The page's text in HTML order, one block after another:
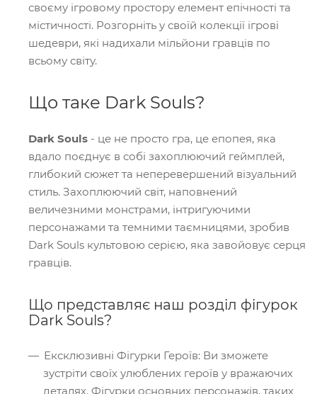
своєму ігровому простору елемент епічності та
містичності. Розгорніть у своїй колекції ігрові
шедеври, які надихали мільйони гравців по
всьому світу.
Що таке Dark Souls?
Dark Souls - це не просто гра, це епопея, яка
вдало поєднує в собі захоплюючий геймплей,
глибокий сюжет та неперевершений візуальний
стиль. Захоплюючий світ, наповнений
величезними монстрами, інтригуючими
персонажами та темними таємницями, зробив
Dark Souls культовою серією, яка завойовує серця
гравців.
Що представляє наш розділ фігурок
Dark Souls?
Ексклюзивні Фігурки Героїв: Ви зможете
зустріти своїх улюблених героїв у вражаючих
деталях. Фігурки основних персонажів, таких